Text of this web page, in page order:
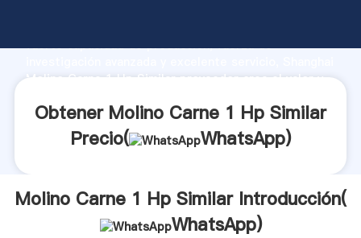
fuerte capacidad de producción, fuerza de
Molino Carne 1 Hp Similar proveedor crea el valor y
Obtener Molino Carne 1 Hp Similar
Precio(
WhatsApp)
Molino Carne 1 Hp Similar Introducción(
WhatsApp)